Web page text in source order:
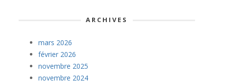
ARCHIVES
mars 2026
février 2026
novembre 2025
novembre 2024